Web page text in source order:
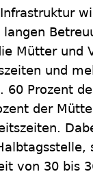
Mütter und
und
60 Prozent
der
von 30 bis